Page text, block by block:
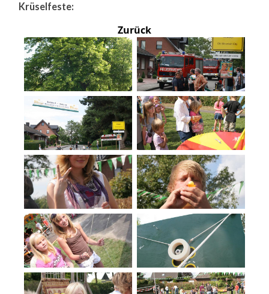
Krüselfeste:
Zurück